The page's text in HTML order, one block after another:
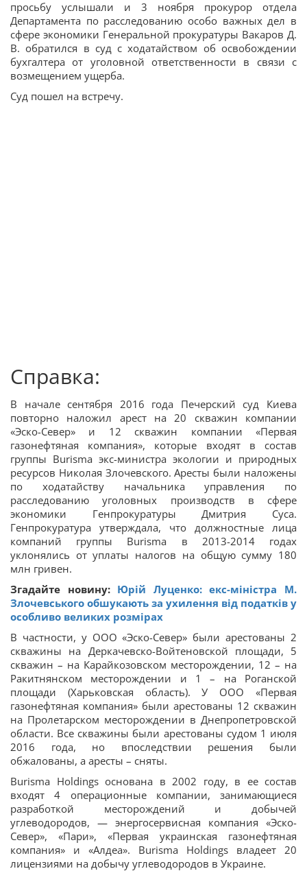
просьбу услышали и 3 ноября прокурор отдела
Департамента по расследованию особо важных дел в
сфере экономики Генеральной прокуратуры Вакаров Д.
В. обратился в суд с ходатайством об освобождении
бухгалтера от уголовной ответственности в связи с
возмещением ущерба.
Суд пошел на встречу.
Справка:
В начале сентября 2016 года Печерский суд Киева
повторно наложил арест на 20 скважин компании
«Эско-Север» и 12 скважин компании «Первая
газонефтяная компания», которые входят в состав
группы Burisma экс-министра экологии и природных
ресурсов Николая Злочевского. Аресты были наложены
по ходатайству начальника управления по
расследованию уголовных производств в сфере
экономики Генпрокуратуры Дмитрия Суса.
Генпрокуратура утверждала, что должностные лица
компаний группы Burisma в 2013-2014 годах
уклонялись от уплаты налогов на общую сумму 180
млн гривен.
Згадайте новину: Юрій Луценко: екс-міністра М.
Злочевського обшукають за ухилення від податків у
особливо великих розмірах
В частности, у ООО «Эско-Cевер» были арестованы 2
скважины на Деркачевско-Войтеновской площади, 5
скважин – на Карайкозовском месторождении, 12 – на
Ракитнянском месторождении и 1 – на Роганской
площади (Харьковская область). У ООО «Первая
газонефтяная компания» были арестованы 12 скважин
на Пролетарском месторождении в Днепропетровской
области. Все скважины были арестованы судом 1 июля
2016 года, но впоследствии решения были
обжалованы, а аресты – сняты.
Burisma Holdings основана в 2002 году, в ее состав
входят 4 операционные компании, занимающиеся
разработкой месторождений и добычей
углеводородов, — энергосервисная компания «Эско-
Север», «Пари», «Первая украинская газонефтяная
компания» и «Алдеа». Burisma Holdings владеет 20
лицензиями на добычу углеводородов в Украине.